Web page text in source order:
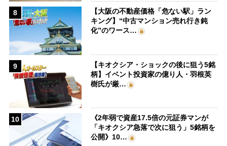
8
【大阪の不動産価格「危ない駅」ラン
キング】“中古マンション売れ行き鈍
化”のワース…
9
【キオクシア・ショックの後に狙う5銘
柄】イベント投資家の億り人・羽根英
樹氏が厳…
10
《2年弱で資産17.5倍の元証券マンが
「キオクシア急落で次に狙う」5銘柄を
公開》10…